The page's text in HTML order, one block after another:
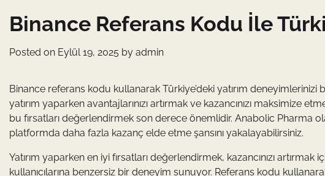
Binance Referans Kodu İle
Posted on Eylül 19, 2025 by admin
Binance referans kodu kullanarak Türkiye’deki yatırım deneyimlerinizi
yatırım yaparken avantajlarınızı artırmak ve kazancınızı maksimize
bu fırsatları değerlendirmek son derece önemlidir. Anabolic Pharma
platformda daha fazla kazanç elde etme şansını yakalayabilirsiniz.
Yatırım yaparken en iyi fırsatları değerlendirmek, kazancınızı
kullanıcılarına benzersiz bir deneyim sunuyor. Referans kodu